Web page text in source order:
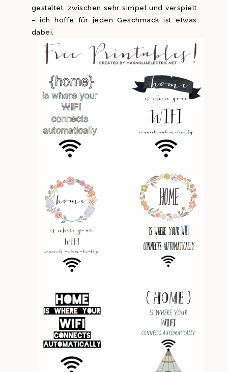
gestaltet, zwischen sehr simpel und verspielt
– ich hoffe für jeden Geschmack ist etwas
dabei.